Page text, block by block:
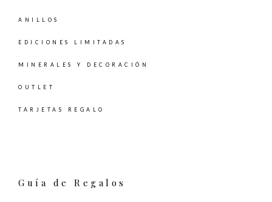
ANILLOS
EDICIONES LIMITADAS
MINERALES Y DECORACIÓN
OUTLET
TARJETAS REGALO
Guía de Regalos